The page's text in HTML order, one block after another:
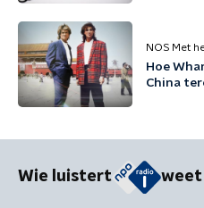
NOS Met
Hoe
China
Wie luistert weet